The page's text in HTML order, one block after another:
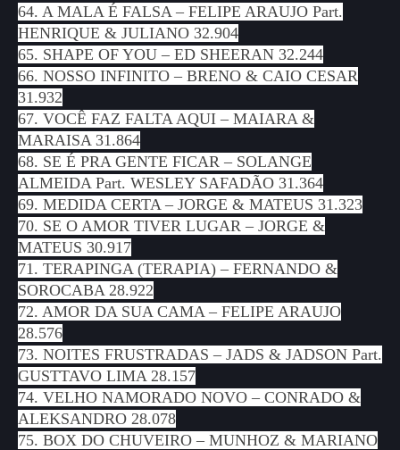
64. A MALA É FALSA – FELIPE ARAUJO Part.
HENRIQUE & JULIANO 32.904
65. SHAPE OF YOU – ED SHEERAN 32.244
66. NOSSO INFINITO – BRENO & CAIO CESAR
31.932
67. VOCÊ FAZ FALTA AQUI – MAIARA &
MARAISA 31.864
68. SE É PRA GENTE FICAR – SOLANGE
ALMEIDA Part. WESLEY SAFADÃO 31.364
69. MEDIDA CERTA – JORGE & MATEUS 31.323
70. SE O AMOR TIVER LUGAR – JORGE &
MATEUS 30.917
71. TERAPINGA (TERAPIA) – FERNANDO &
SOROCABA 28.922
72. AMOR DA SUA CAMA – FELIPE ARAUJO
28.576
73. NOITES FRUSTRADAS – JADS & JADSON Part.
GUSTTAVO LIMA 28.157
74. VELHO NAMORADO NOVO – CONRADO &
ALEKSANDRO 28.078
75. BOX DO CHUVEIRO – MUNHOZ & MARIANO